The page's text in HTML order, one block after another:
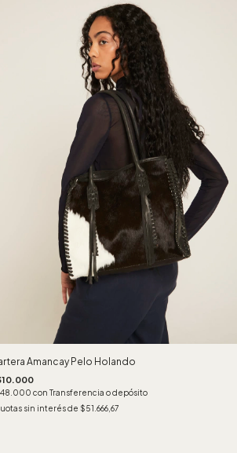
Amancay Pelo Holando
con Transferencia o depósito
sin interés de $51.666,67